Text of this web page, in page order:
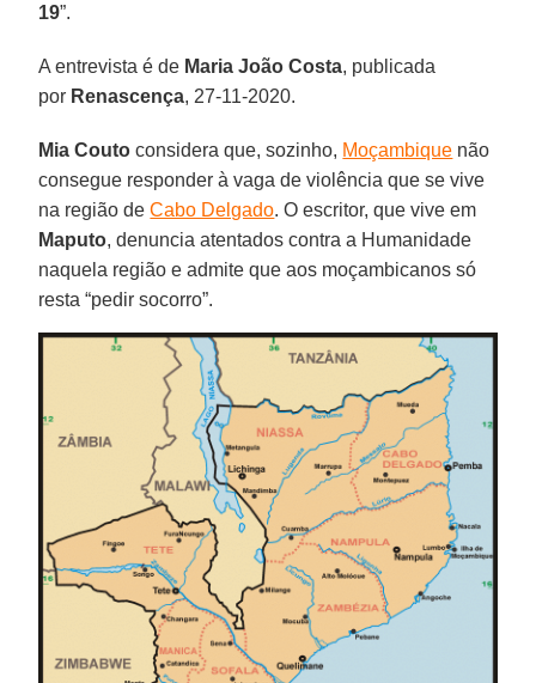
19”.
A entrevista é de Maria João Costa, publicada
por Renascença, 27-11-2020.
Mia Couto considera que, sozinho, Moçambique não
consegue responder à vaga de violência que se vive
na região deCabo Delgado. O escritor, que vive em
Maputo, denuncia atentados contra a Humanidade
naquela região e admite que aos moçambicanos só
resta “pedir socorro”.